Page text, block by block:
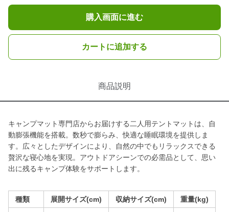
購入画面に進む
カートに追加する
商品説明
キャンプマット専門店からお届けする二人用テントマットは、自
動膨張機能を搭載。数秒で膨らみ、快適な睡眠環境を提供しま
す。広々としたデザインにより、自然の中でもリラックスできる
贅沢な寝心地を実現。アウトドアシーンでの必需品として、思い
出に残るキャンプ体験をサポートします。
種類 展開サイズ(cm) 収納サイズ(cm) 重量(kg)